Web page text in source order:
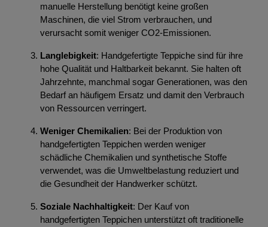
manuelle Herstellung benötigt keine großen
Maschinen, die viel Strom verbrauchen, und
verursacht somit weniger CO2-Emissionen.
Langlebigkeit: Handgefertigte Teppiche sind für ihre
hohe Qualität und Haltbarkeit bekannt. Sie halten oft
Jahrzehnte, manchmal sogar Generationen, was den
Bedarf an häufigem Ersatz und damit den Verbrauch
von Ressourcen verringert.
Weniger Chemikalien: Bei der Produktion von
handgefertigten Teppichen werden weniger
schädliche Chemikalien und synthetische Stoffe
verwendet, was die Umweltbelastung reduziert und
die Gesundheit der Handwerker schützt.
Soziale Nachhaltigkeit: Der Kauf von
handgefertigten Teppichen unterstützt oft traditionelle